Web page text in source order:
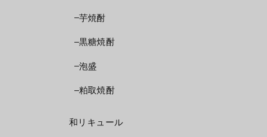
芋焼酎
黒糖焼酎
泡盛
粕取焼酎
和リキュール